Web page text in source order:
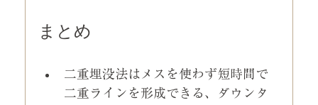
まとめ
二重埋没法はメスを使わず短時間で
二重ラインを形成できる、ダウンタ